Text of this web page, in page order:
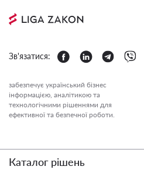
Зв'язатися:
забезпечує український бізнес
інформацією, аналітикою та
технологічними рішеннями для
ефективної та безпечної роботи.
Каталог рішень